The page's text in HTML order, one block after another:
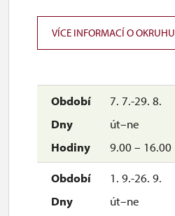
7. 7.-29. 8.
út–ne
9.00 – 16.00
1. 9.-26. 9.
út–ne
VÍCE INFORMACÍ O OKRUHU